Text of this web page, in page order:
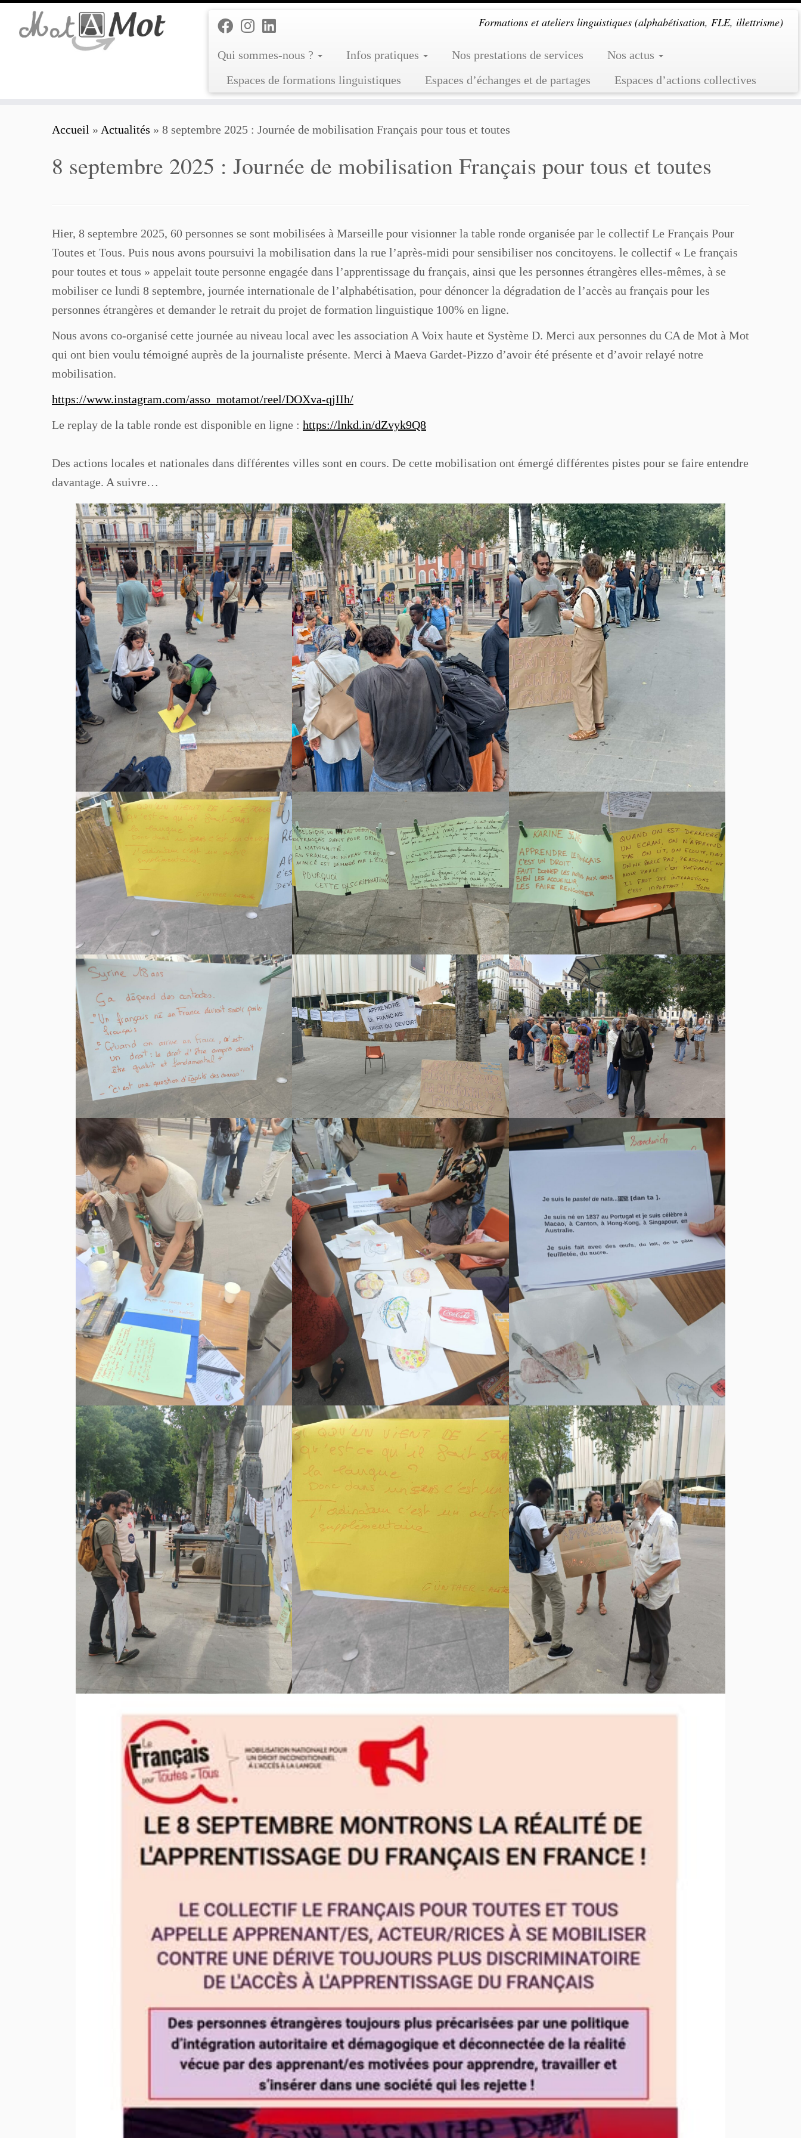
Formations et ateliers linguistiques (alphabétisation, FLE, illettrisme)
Qui sommes-nous ? Infos pratiques Nos prestations de services
Nos actus
Espaces de formations linguistiques
Espaces d’échanges et de partages Espaces d’actions collectives
Accueil » Actualités » 8 septembre 2025 : Journée de mobilisation Français pour tous et toutes
8 septembre 2025 : Journée de mobilisation Français pour tous et toutes
Hier, 8 septembre 2025, 60 personnes se sont mobilisées à Marseille pour visionner la table ronde organisée par le collectif Le Français Pour
Toutes et Tous. Puis nous avons poursuivi la mobilisation dans la rue l’après-midi pour sensibiliser nos concitoyens. le collectif « Le français
pour toutes et tous » appelait toute personne engagée dans l’apprentissage du français, ainsi que les personnes étrangères elles-mêmes, à se
mobiliser ce lundi 8 septembre, journée internationale de l’alphabétisation, pour dénoncer la dégradation de l’accès au français pour les
personnes étrangères et demander le retrait du projet de formation linguistique 100% en ligne.
Nous avons co-organisé cette journée au niveau local avec les association A Voix haute et Système D. Merci aux personnes du CA de Mot à Mot
qui ont bien voulu témoigné auprès de la journaliste présente. Merci à Maeva Gardet-Pizzo d’avoir été présente et d’avoir relayé notre
mobilisation.
https://www.instagram.com/asso_motamot/reel/DOXva-qjIIh/
Le replay de la table ronde est disponible en ligne : https://lnkd.in/dZvyk9Q8
Des actions locales et nationales dans différentes villes sont en cours. De cette mobilisation ont émergé différentes pistes pour se faire entendre
davantage. A suivre…